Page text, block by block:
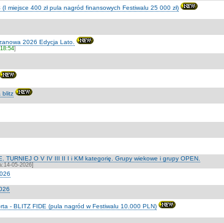
miejsce 400 zł pula nagród finansowych Festiwalu 25 000 zł)
2026 Edycja Lato.
]
blitz
TURNIEJ O V IV III II I i KM kategorię. Grupy wiekowe i grupy OPEN.
05-2026]
- BLITZ FIDE (pula nagród w Festiwalu 10.000 PLN)